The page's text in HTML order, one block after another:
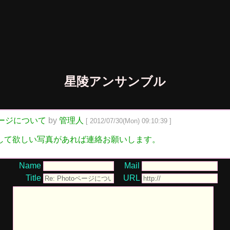
星陵アンサンブル
ジについて by 管理人 [ 2012/07/30(Mon) 09:10:39 ]
て欲しい写真があれば連絡お願いします。
Name
Mail
Title
URL